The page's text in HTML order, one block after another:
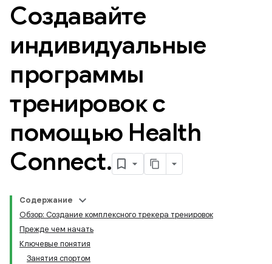
Создавайте
индивидуальные
программы
тренировок с
помощью Health
Connect.
Содержание
Обзор: Создание комплексного трекера тренировок
Прежде чем начать
Ключевые понятия
Занятия спортом